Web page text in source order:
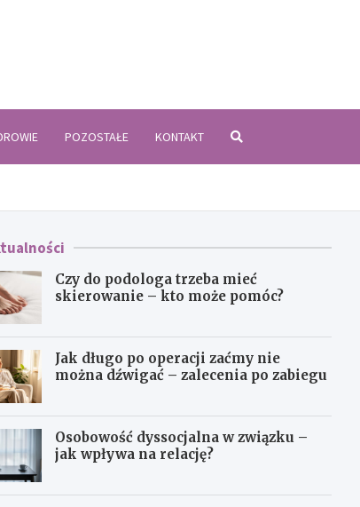
POZOSTAŁE KONTAKT
Czy do podologa trzeba mieć
skierowanie – kto może pomóc?
Jak długo po operacji zaćmy nie
można dźwigać – zalecenia po zabiegu
Osobowość dyssocjalna w związku –
jak wpływa na relację?